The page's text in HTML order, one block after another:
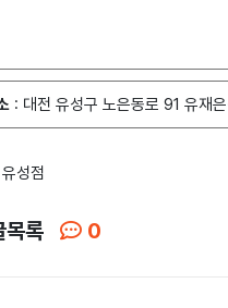
: 대전 유성구 노은동로 91 유재
성점
목록 0